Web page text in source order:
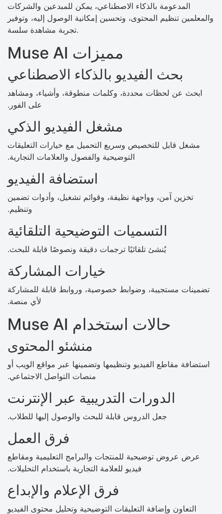
المدعومة بالذكاء الاصطناعي، يمكن للمبدعين والشركات
والمعلمين تنظيم المحتوى، وتحسين إمكانية الوصول إليه، وتوفير
تجربة مشاهدة سلسة.
مميزات Muse AI
بحث الفيديو بالذكاء الاصطناعي
ابحث عن لحظات محددة، وكلمات منطوقة، وأشياء، ومشاهد
على الفور.
مشغل الفيديو الذكي
مشغل قابل للتخصيص وسريع التحميل مع خيارات التعليقات
التوضيحية والفصول والعلامات التجارية.
استضافة الفيديو
تخزين آمن، وواجهة نظيفة، وقوائم تشغيل، وأدوات تضمين
وتنظيم.
التسميات التوضيحية التلقائية
يُنشئ تلقائيًا ترجمات دقيقة ونصوصًا قابلة للبحث.
خيارات المشاركة
تضمينات مستجيبة، وضوابط خصوصية، وروابط قابلة للمشاركة
لأي منصة.
حالات استخدام Muse AI
منشئو المحتوى
استضافة مقاطع الفيديو وتنظيمها وتضمينها عبر مواقع الويب أو
منصات التواصل الاجتماعي.
الدورات التدريبية عبر الإنترنت
جعل الدروس قابلة للبحث والوصول إليها للطلاب.
فرق العمل
عرض عروض توضيحية للمنتجات والبرامج التعليمية ومقاطع
فيديو للعلامة التجارية باستخدام التحليلات.
فرق الإعلام والإبداع
التعاون وإضافة التعليقات التوضيحية وتحليل محتوى الفيديو